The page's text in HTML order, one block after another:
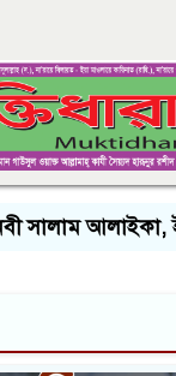
আলাইকা, ইয়া